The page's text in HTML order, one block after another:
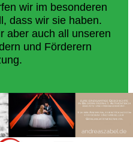
wir im besonderen
dass wir sie haben.
aber auch all unseren
und Förderern